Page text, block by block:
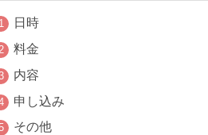
日時
料金
内容
申し込み
その他